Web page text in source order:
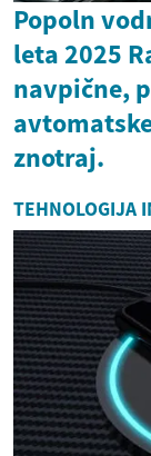
Popoln
leta 2025
navpične,
znotraj.
TEHNOLOGIJA